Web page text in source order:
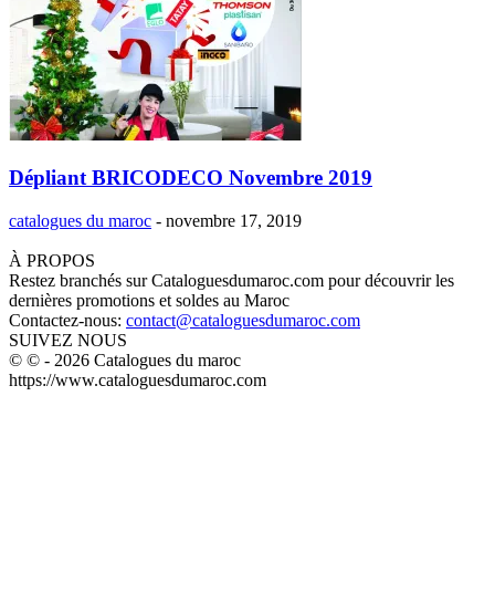
Dépliant BRICODECO Novembre 2019
catalogues du maroc - novembre 17, 2019
À PROPOS
Restez branchés sur Cataloguesdumaroc.com pour découvrir les
dernières promotions et soldes au Maroc
Contactez-nous: contact@cataloguesdumaroc.com
SUIVEZ NOUS
© © - 2026 Catalogues du maroc
https://www.cataloguesdumaroc.com